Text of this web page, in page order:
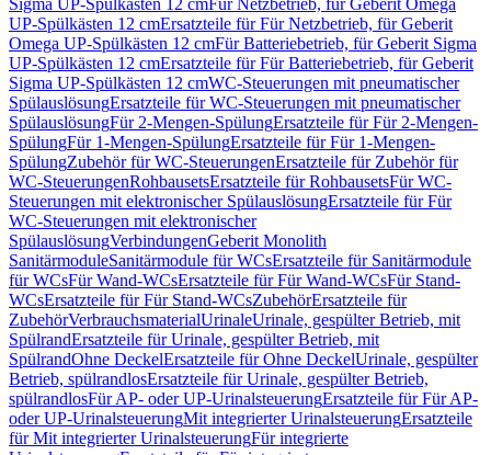
Sigma UP-Spülkästen 12 cmFür Netzbetrieb, für Geberit Omega
UP-Spülkästen 12 cmErsatzteile für Für Netzbetrieb, für Geberit
Omega UP-Spülkästen 12 cmFür Batteriebetrieb, für Geberit Sigma
UP-Spülkästen 12 cmErsatzteile für Für Batteriebetrieb, für Geberit
Sigma UP-Spülkästen 12 cmWC-Steuerungen mit pneumatischer
SpülauslösungErsatzteile für WC-Steuerungen mit pneumatischer
SpülauslösungFür 2-Mengen-SpülungErsatzteile für Für 2-Mengen-
SpülungFür 1-Mengen-SpülungErsatzteile für Für 1-Mengen-
SpülungZubehör für WC-SteuerungenErsatzteile für Zubehör für
WC-SteuerungenRohbausetsErsatzteile für RohbausetsFür WC-
Steuerungen mit elektronischer SpülauslösungErsatzteile für Für
WC-Steuerungen mit elektronischer
SpülauslösungVerbindungenGeberit Monolith
SanitärmoduleSanitärmodule für WCsErsatzteile für Sanitärmodule
für WCsFür Wand-WCsErsatzteile für Für Wand-WCsFür Stand-
WCsErsatzteile für Für Stand-WCsZubehörErsatzteile für
ZubehörVerbrauchsmaterialUrinaleUrinale, gespülter Betrieb, mit
SpülrandErsatzteile für Urinale, gespülter Betrieb, mit
SpülrandOhne DeckelErsatzteile für Ohne DeckelUrinale, gespülter
Betrieb, spülrandlosErsatzteile für Urinale, gespülter Betrieb,
spülrandlosFür AP- oder UP-UrinalsteuerungErsatzteile für Für AP-
oder UP-UrinalsteuerungMit integrierter UrinalsteuerungErsatzteile
für Mit integrierter UrinalsteuerungFür integrierte